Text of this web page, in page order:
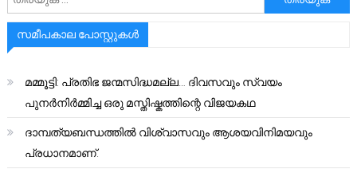
സമീപകാല പോസ്റ്റുകൾ
മമ്മൂട്ടി: പ്രതിഭ ജന്മസിദ്ധമല്ല… ദിവസവും സ്വയം
പുനർനിർമ്മിച്ച ഒരു മസ്തിഷ്കത്തിന്റെ വിജയകഥ
ദാമ്പത്യബന്ധത്തിൽ വിശ്വാസവും ആശയവിനിമയവും
പ്രധാനമാണ്.